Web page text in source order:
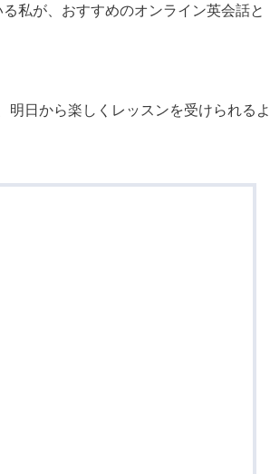
私が、おすすめのオンライン英会話と
明日から楽しくレッスンを受けられるよ